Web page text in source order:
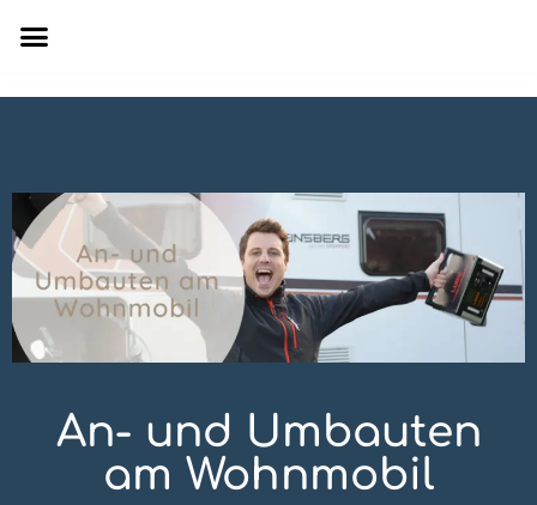
An- und Umbauten
am Wohnmobil